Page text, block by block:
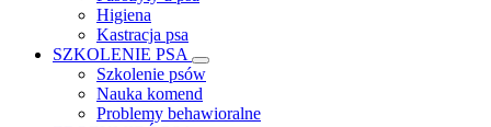
Higiena
Kastracja psa
SZKOLENIE PSA
Szkolenie psów
Nauka komend
Problemy behawioralne